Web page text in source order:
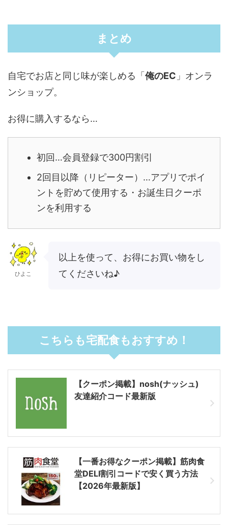
まとめ
自宅でお店と同じ味が楽しめる「俺のEC 」オンラ
ンショップ。
お得に購入するなら…
初回…会員登録で300円割引
2回目以降（リピーター）…アプリでポイ
ントを貯めて使用する・お誕生日クーポ
ンを利用する
ひよこ
以上を使って、お得にお買い物をし
てくださいね♪
こちらも宅配食もおすすめ！
【クーポン掲載】nosh(ナッシュ)
友達紹介コード最新版
【一番お得なクーポン掲載】筋肉食
堂DELI割引コードで安く買う方法
【2026年最新版】